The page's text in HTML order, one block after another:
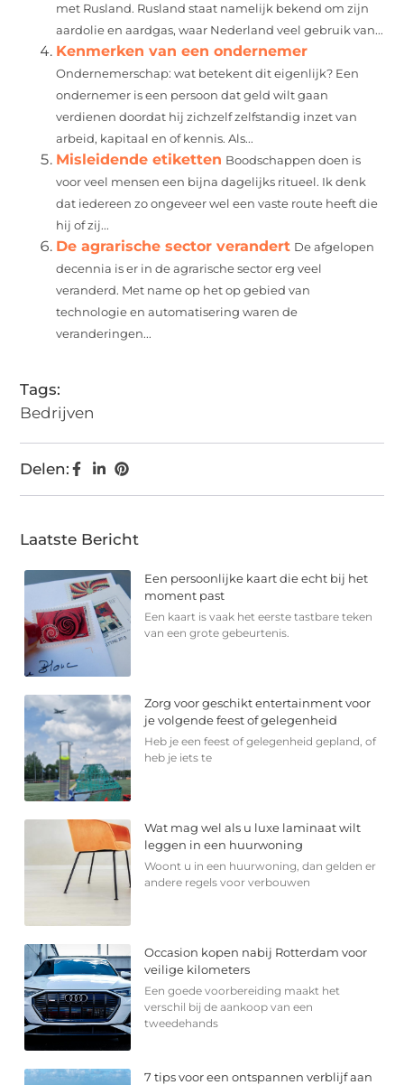
met Rusland. Rusland staat namelijk bekend om zijn
aardolie en aardgas, waar Nederland veel gebruik van...
Kenmerken van een ondernemer
Ondernemerschap: wat betekent dit eigenlijk? Een
ondernemer is een persoon dat geld wilt gaan
verdienen doordat hij zichzelf zelfstandig inzet van
arbeid, kapitaal en of kennis. Als...
Misleidende etiketten Boodschappen doen is
voor veel mensen een bijna dagelijks ritueel. Ik denk
dat iedereen zo ongeveer wel een vaste route heeft die
hij of zij...
De agrarische sector verandert De afgelopen
decennia is er in de agrarische sector erg veel
veranderd. Met name op het op gebied van
technologie en automatisering waren de
veranderingen...
Tags:
Bedrijven
Delen:
Laatste Bericht
Een persoonlijke kaart die echt bij het
moment past
Een kaart is vaak het eerste tastbare teken
van een grote gebeurtenis.
Zorg voor geschikt entertainment voor
je volgende feest of gelegenheid
Heb je een feest of gelegenheid gepland, of
heb je iets te
Wat mag wel als u luxe laminaat wilt
leggen in een huurwoning
Woont u in een huurwoning, dan gelden er
andere regels voor verbouwen
Occasion kopen nabij Rotterdam voor
veilige kilometers
Een goede voorbereiding maakt het
verschil bij de aankoop van een
tweedehands
7 tips voor een ontspannen verblijf aan